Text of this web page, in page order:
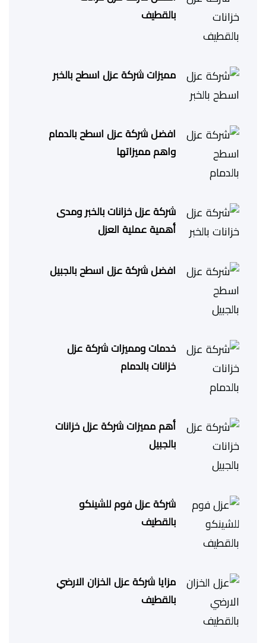
بالقطيف
مميزات شركة عزل اسطح بالخبر
افضل شركة عزل اسطح بالدمام
واهم مميزاتها
شركة عزل خزانات بالخبر ومدى
أهمية عملية العزل
افضل شركة عزل اسطح بالجبيل
خدمات ومميزات شركة عزل
خزانات بالدمام
أهم مميزات شركة عزل خزانات
بالجبيل
شركة عزل فوم للشينكو
بالقطيف
مزايا شركة عزل الخزان الارضي
بالقطيف